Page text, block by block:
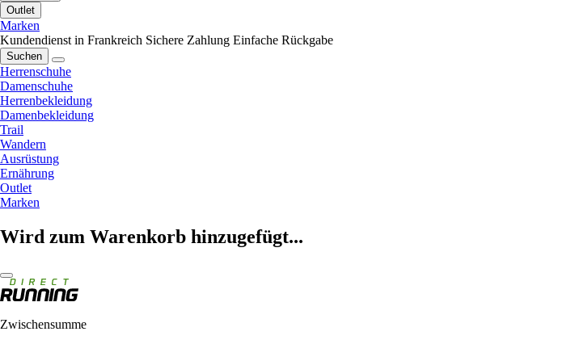
Outlet
Marken
Kundendienst in Frankreich Sichere Zahlung Einfache Rückgabe
Suchen
Herrenschuhe
Damenschuhe
Herrenbekleidung
Damenbekleidung
Trail
Wandern
Ausrüstung
Ernährung
Outlet
Marken
Wird zum Warenkorb hinzugefügt...
Zwischensumme